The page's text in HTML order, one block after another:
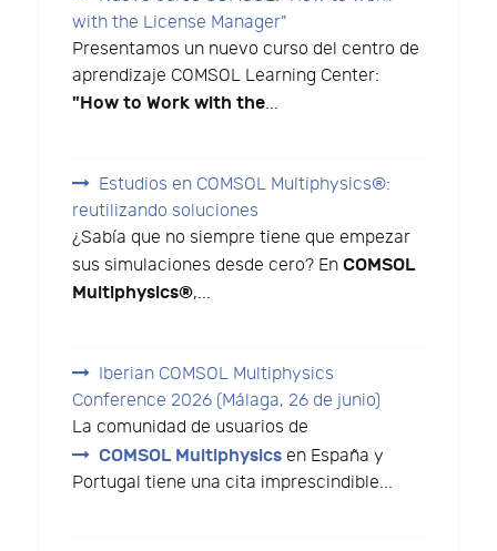
with the License Manager"
Presentamos un nuevo curso del centro de
aprendizaje COMSOL Learning Center:
"How to Work with the...
Estudios en COMSOL Multiphysics®:
reutilizando soluciones
¿Sabía que no siempre tiene que empezar
sus simulaciones desde cero? En COMSOL
Multiphysics®,...
Iberian COMSOL Multiphysics
Conference 2026 (Málaga, 26 de junio)
La comunidad de usuarios de
COMSOL Multiphysics en España y
Portugal tiene una cita imprescindible...